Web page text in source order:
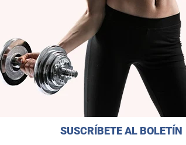
SIEMPRE
SUSCRÍBETE AL BOLETÍN